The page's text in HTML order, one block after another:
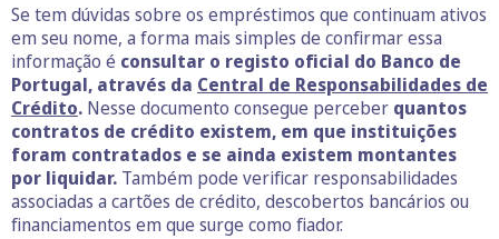
Se tem dúvidas sobre os empréstimos que continuam ativos
em seu nome, a forma mais simples de confirmar essa
informação é consultar o registo oficial do Banco de
Portugal, através da Central de Responsabilidades de
Crédito. Nesse documento consegue perceber quantos
contratos de crédito existem, em que instituições
foram contratados e se ainda existem montantes
por liquidar. Também pode verificar responsabilidades
associadas a cartões de crédito, descobertos bancários ou
financiamentos em que surge como fiador.